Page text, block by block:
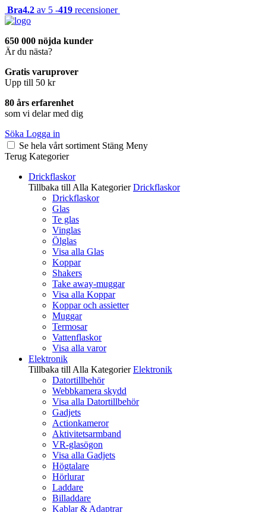
Bra4.2 av 5 -419 recensioner
650 000 nöjda kunder
Är du nästa?
Gratis varuprover
Upp till 50 kr
80 års erfarenhet
som vi delar med dig
Söka Logga in
Se hela vårt sortiment Stäng Meny
Terug Kategorier
Drickflaskor
Tillbaka till Alla Kategorier Drickflaskor
Drickflaskor
Glas
Te glas
Vinglas
Ölglas
Visa alla Glas
Koppar
Shakers
Take away-muggar
Visa alla Koppar
Koppar och assietter
Muggar
Termosar
Vattenflaskor
Visa alla varor
Elektronik
Tillbaka till Alla Kategorier Elektronik
Datortillbehör
Webbkamera skydd
Visa alla Datortillbehör
Gadjets
Actionkameror
Aktivitetsarmband
VR-glasögon
Visa alla Gadjets
Högtalare
Hörlurar
Laddare
Billaddare
Kablar & Adaptrar